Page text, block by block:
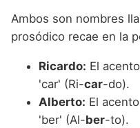
Ambos son nombres
prosódico recae en la
Ricardo: El
'car' (Ri-car-do).
Alberto: El
'ber' (Al-ber-to).